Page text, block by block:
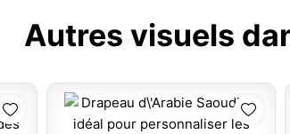
Autres visuels